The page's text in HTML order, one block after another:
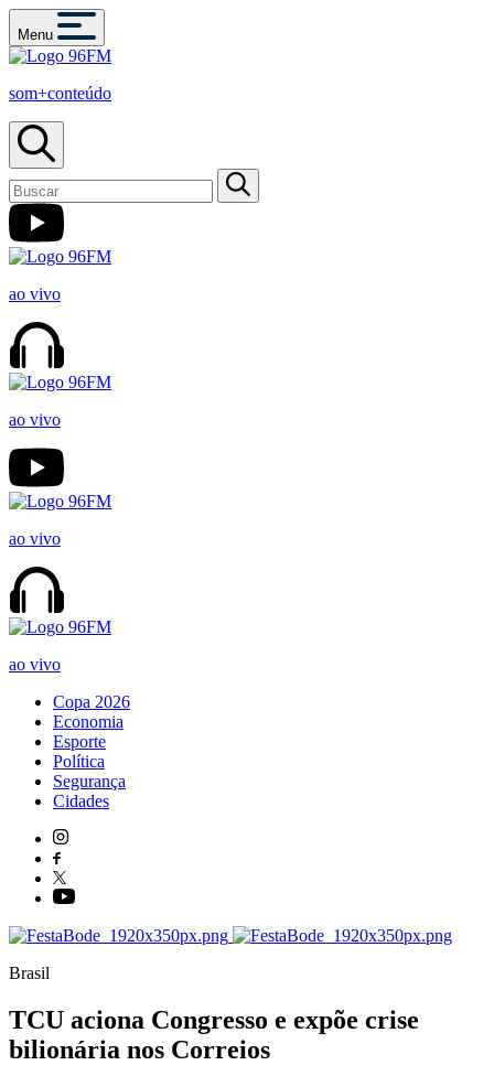
Menu
som+conteúdo
ao vivo
ao vivo
ao vivo
ao vivo
Copa 2026
Economia
Esporte
Política
Segurança
Cidades
Brasil
TCU aciona Congresso e expõe crise
bilionária nos Correios